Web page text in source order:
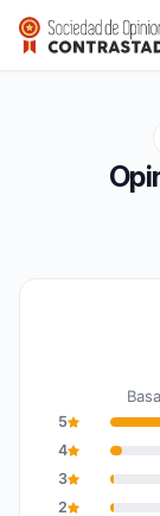
Calificación9,7/10
5
4
3
2